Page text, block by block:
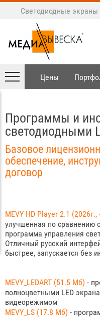
Светодиодные экраны
Цены
Программы и
светодиодными
Базовое
обеспечение,
договор
MEVY HD Player 2.1
улучшенная по сравнению
программа управления
Отличный русский
быстрее, запускается без
MEVY_LEDART (51.5 Мб) -
полноцветными LED
видеорежимом
MEVY_LS (17.8 Мб) -